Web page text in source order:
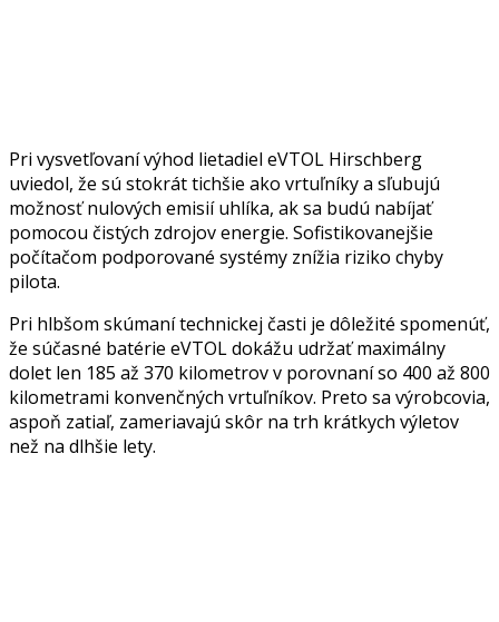
Pri vysvetľovaní výhod lietadiel eVTOL Hirschberg
uviedol, že sú stokrát tichšie ako vrtuľníky a sľubujú
možnosť nulových emisií uhlíka, ak sa budú nabíjať
pomocou čistých zdrojov energie. Sofistikovanejšie
počítačom podporované systémy znížia riziko chyby
pilota.
Pri hlbšom skúmaní technickej časti je dôležité spomenúť,
že súčasné batérie eVTOL dokážu udržať maximálny
dolet len 185 až 370 kilometrov v porovnaní so 400 až 800
kilometrami konvenčných vrtuľníkov. Preto sa výrobcovia,
aspoň zatiaľ, zameriavajú skôr na trh krátkych výletov
než na dlhšie lety.